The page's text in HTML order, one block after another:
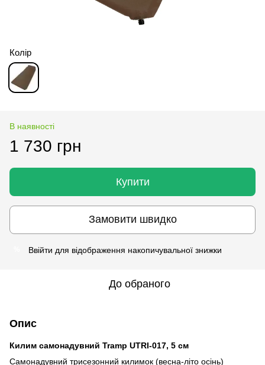
Колір
В наявності
1 730 грн
Купити
Замовити швидко
Ввійти для відображення накопичувальної знижки
До обраного
Опис
Килим самонадувний Tramp UTRI-017, 5 см
Самонадувний трисезонний килимок (весна-літо осінь)